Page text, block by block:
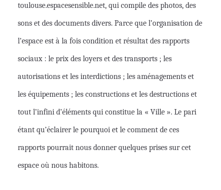
toulouse.espacesensible.net, qui compile des photos, des
sons et des documents divers. Parce que l’organisation de
l’espace est à la fois condition et résultat des rapports
sociaux : le prix des loyers et des transports ; les
autorisations et les interdictions ; les aménagements et
les équipements ; les constructions et les destructions et
tout l’infini d’éléments qui constitue la « Ville ». Le pari
étant qu’éclairer le pourquoi et le comment de ces
rapports pourrait nous donner quelques prises sur cet
espace où nous habitons.